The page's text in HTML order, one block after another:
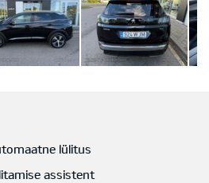
lülitus
assistent